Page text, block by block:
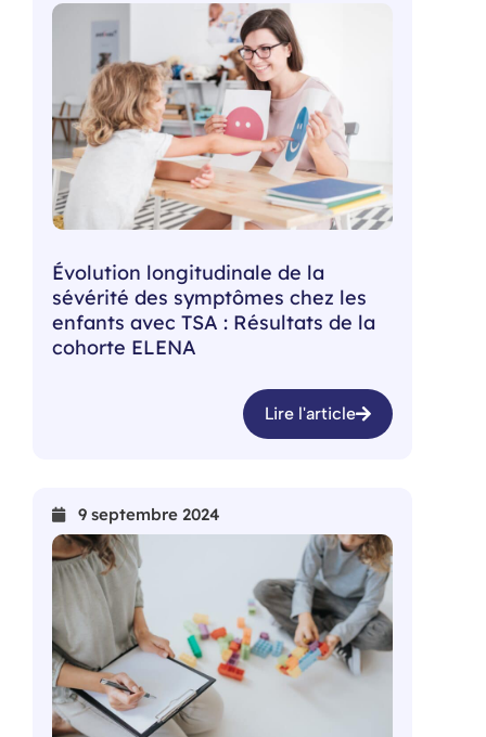
Évolution longitudinale de la
sévérité des symptômes chez les
enfants avec TSA : Résultats de la
cohorte ELENA
Lire l'article
9 septembre 2024